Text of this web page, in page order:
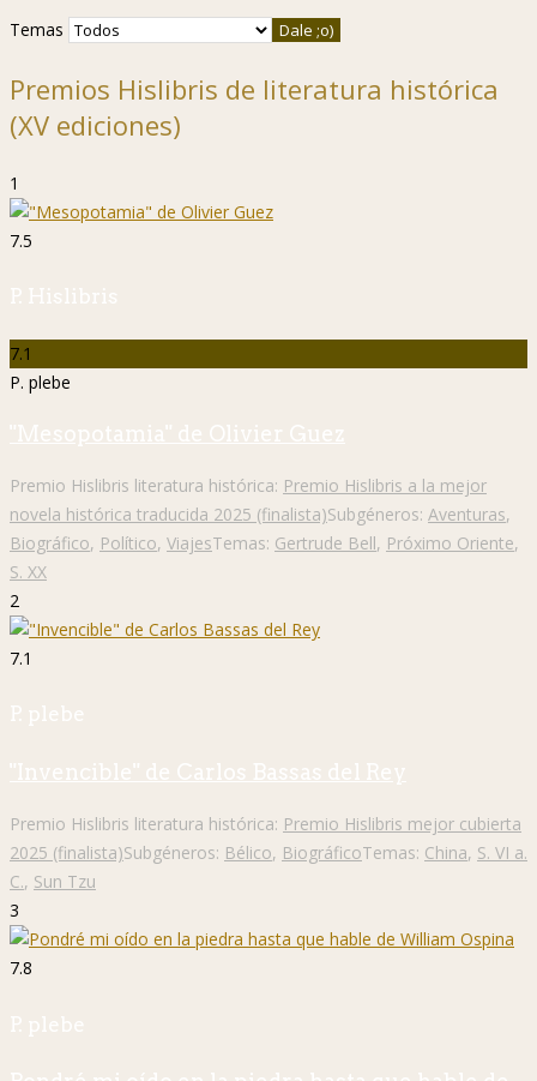
Temas
Premios Hislibris de literatura histórica
(XV ediciones)
1
7.5
P. Hislibris
7.1
P. plebe
"Mesopotamia" de Olivier Guez
Premio Hislibris literatura histórica: Premio Hislibris a la mejor
novela histórica traducida 2025 (finalista)Subgéneros: Aventuras,
Biográfico, Político, ViajesTemas: Gertrude Bell, Próximo Oriente,
S. XX
2
7.1
P. plebe
"Invencible" de Carlos Bassas del Rey
Premio Hislibris literatura histórica: Premio Hislibris mejor cubierta
2025 (finalista)Subgéneros: Bélico, BiográficoTemas: China, S. VI a.
C., Sun Tzu
3
7.8
P. plebe